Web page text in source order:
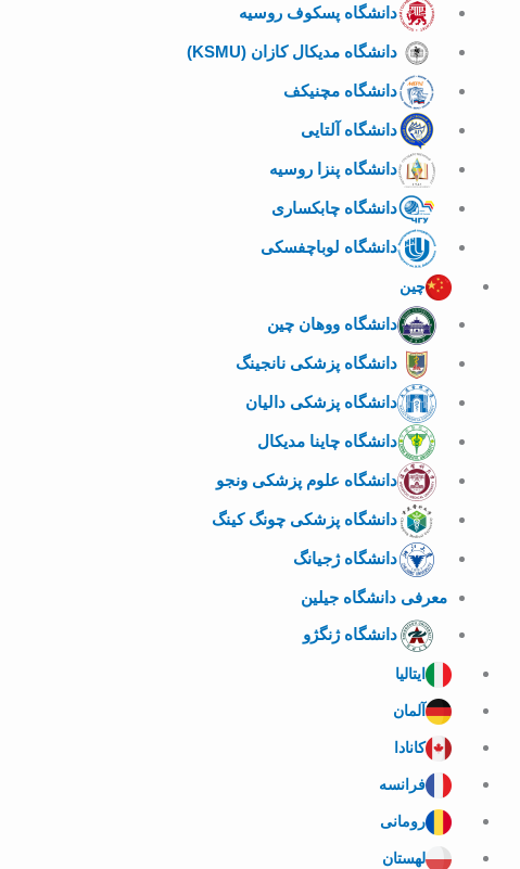
دانشگاه پسکوف روسیه
دانشگاه مدیکال کازان (KSMU)
دانشگاه مچنیکف
دانشگاه آلتایی
دانشگاه پنزا روسیه
دانشگاه چابکساری
دانشگاه لوباچفسکی
چین
دانشگاه ووهان چین
دانشگاه پزشکی نانجینگ
دانشگاه پزشکی دالیان
دانشگاه چاینا مدیکال
دانشگاه علوم پزشکی ونجو
دانشگاه پزشکی چونگ کینگ
دانشگاه ژجیانگ
معرفی دانشگاه جیلین
دانشگاه ژنگژو
ایتالیا
آلمان
کانادا
فرانسه
رومانی
لهستان